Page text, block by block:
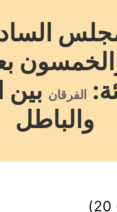
الفرقان بين
والباطل